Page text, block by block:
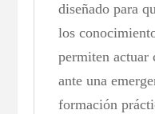
diseñado para
los
permiten actuar
ante una
formación